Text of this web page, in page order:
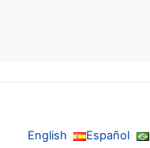
English Español